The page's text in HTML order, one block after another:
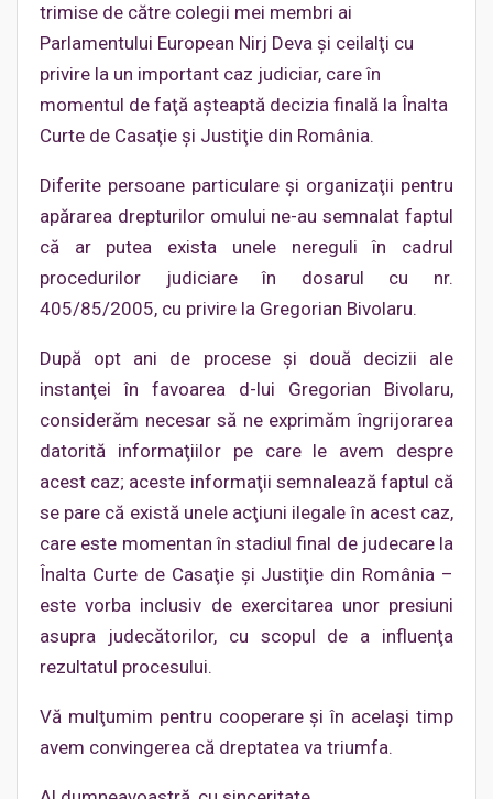
trimise de către colegii mei membri ai
Parlamentului European Nirj Deva şi ceilalţi cu
privire la un important caz judiciar, care în
momentul de faţă aşteaptă decizia finală la Înalta
Curte de Casaţie şi Justiţie din România.
Diferite persoane particulare şi organizaţii pentru
apărarea drepturilor omului ne-au semnalat faptul
că ar putea exista unele nereguli în cadrul
procedurilor judiciare în dosarul cu nr.
405/85/2005, cu privire la Gregorian Bivolaru.
După opt ani de procese şi două decizii ale
instanţei în favoarea d-lui Gregorian Bivolaru,
considerăm necesar să ne exprimăm îngrijorarea
datorită informaţiilor pe care le avem despre
acest caz; aceste informaţii semnalează faptul că
se pare că există unele acţiuni ilegale în acest caz,
care este momentan în stadiul final de judecare la
Înalta Curte de Casaţie şi Justiţie din România –
este vorba inclusiv de exercitarea unor presiuni
asupra judecătorilor, cu scopul de a influenţa
rezultatul procesului.
Vă mulţumim pentru cooperare şi în acelaşi timp
avem convingerea că dreptatea va triumfa.